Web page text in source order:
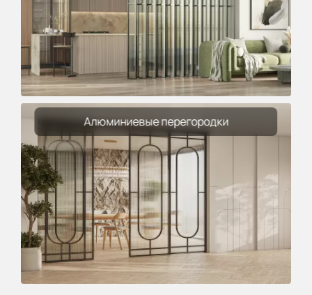
Алюминиевые перегородки